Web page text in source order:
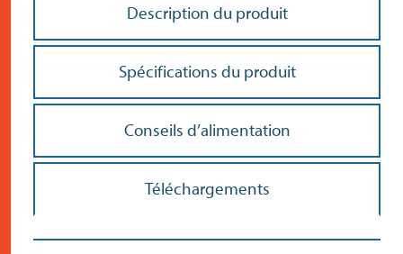
Description du produit
Spécifications du produit
Conseils d’alimentation
Téléchargements